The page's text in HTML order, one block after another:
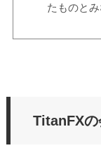
たものとみ
TitanFX